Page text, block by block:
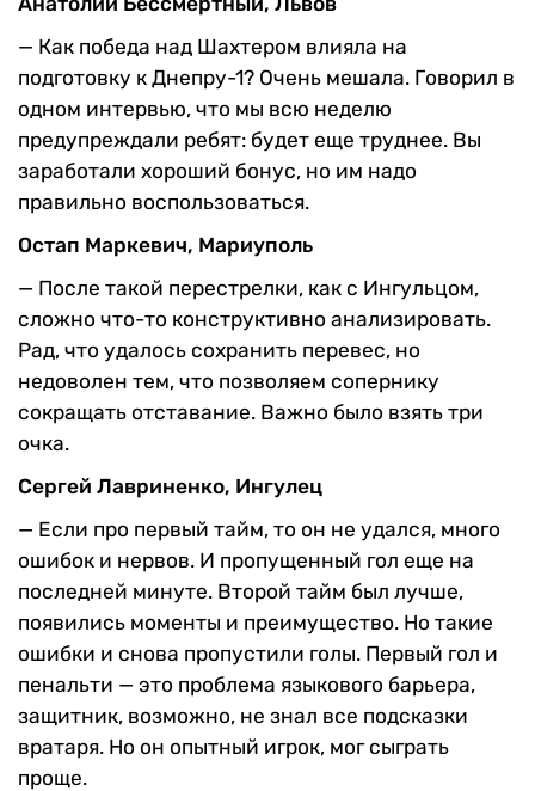
— Как победа над Шахтером влияла на
подготовку к Днепру-1? Очень мешала. Говорил в
одном интервью, что мы всю неделю
предупреждали ребят: будет еще труднее. Вы
заработали хороший бонус, но им надо
правильно воспользоваться.
Остап Маркевич, Мариуполь
— После такой перестрелки, как с Ингульцом,
сложно что-то конструктивно анализировать.
Рад, что удалось сохранить перевес, но
недоволен тем, что позволяем сопернику
сокращать отставание. Важно было взять три
очка.
Сергей Лавриненко, Ингулец
— Если про первый тайм, то он не удался, много
ошибок и нервов. И пропущенный гол еще на
последней минуте. Второй тайм был лучше,
появились моменты и преимущество. Но такие
ошибки и снова пропустили голы. Первый гол и
пенальти — это проблема языкового барьера,
защитник, возможно, не знал все подсказки
вратаря. Но он опытный игрок, мог сыграть
проще.